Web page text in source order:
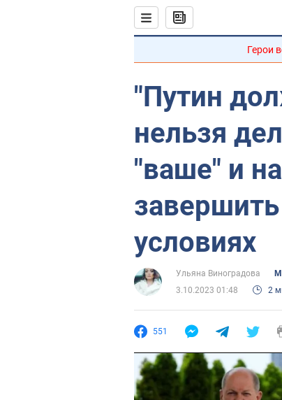
Герои
"Путин
нельзя
"ваше" и
условиях
Ульяна Виноградова
3.10.2023 01:48
2
551